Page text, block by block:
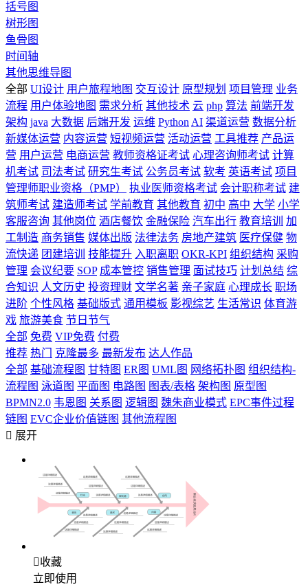
括号图
树形图
鱼骨图
时间轴
其他思维导图
全部 UI设计 用户旅程地图 交互设计 原型规划 项目管理 业务
流程 用户体验地图 需求分析 其他技术 云 php 算法 前端开发
架构 java 大数据 后端开发 运维 Python AI 渠道运营 数据分析
新媒体运营 内容运营 短视频运营 活动运营 工具推荐 产品运
营 用户运营 电商运营 教师资格证考试 心理咨询师考试 计算
机考试 司法考试 研究生考试 公务员考试 软考 英语考试 项目
管理师职业资格（PMP）
执业医师资格考试 会计职称考试 建
筑师考试 建造师考试 学前教育 其他教育 初中 高中 大学 小学
客服咨询 其他岗位 酒店餐饮 金融保险 汽车出行 教育培训
加
工制造 商务销售 媒体出版 法律法务 房地产建筑 医疗保健 物
流快递 团建培训 技能提升 入职离职 OKR-KPI 组织结构 采购
管理 会议纪要 SOP 成本管控 销售管理 面试技巧 计划总结 综
合知识 人文历史 投资理财 文学名著 亲子家庭 心理成长 职场
进阶 个性风格 基础版式 通用模板 影视综艺 生活常识 体育游
戏 旅游美食 节日节气
全部 免费 VIP免费 付费
推荐 热门 克隆最多 最新发布 达人作品
全部 基础流程图 甘特图 ER图 UML图 网络拓扑图 组织结构-
流程图 泳道图 平面图 电路图 图表/表格 架构图 原型图
BPMN2.0 韦恩图 关系图 逻辑图 魏朱商业模式 EPC事件过程
链图 EVC企业价值链图 其他流程图
 展开
收藏
立即使用